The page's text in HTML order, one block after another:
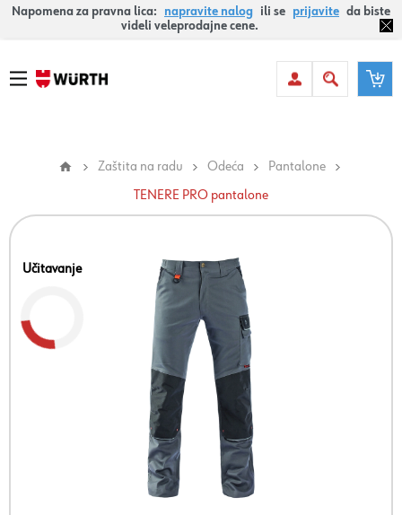
Napomena za pravna lica: napravite nalog ili se prijavite da biste
videli veleprodajne cene.
Zaštita na radu Odeća
Pantalone
TENERE PRO pantalone
Učitavanje